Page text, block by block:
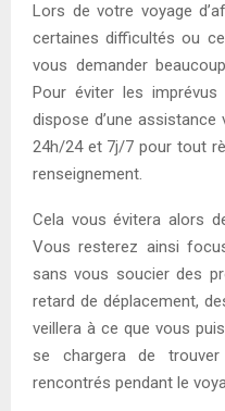
Lors de votre voyage
certaines difficultés ou
vous demander
Pour éviter les
dispose d’une
24h/24 et 7j/7 pour tout
renseignement.
Cela vous évitera alors
Vous resterez ainsi
sans vous soucier des
retard de déplacement,
veillera à ce que vous
se chargera de
rencontrés pendant le